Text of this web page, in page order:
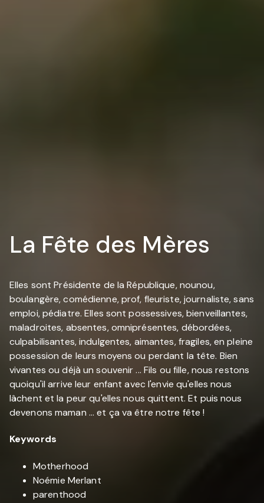
La Fête des Mères
Elles sont Présidente de la République, nounou,
boulangère, comédienne, prof, fleuriste, journaliste, sans
emploi, pédiatre. Elles sont possessives, bienveillantes,
maladroites, absentes, omniprésentes, débordées,
culpabilisantes, indulgentes, aimantes, fragiles, en pleine
possession de leurs moyens ou perdant la tête. Bien
vivantes ou déjà un souvenir ... Fils ou fille, nous restons
quoiqu'il arrive leur enfant avec l'envie qu'elles nous
lâchent et la peur qu'elles nous quittent. Et puis nous
devenons maman ... et ça va être notre fête !
Keywords
Motherhood
Noémie Merlant
parenthood